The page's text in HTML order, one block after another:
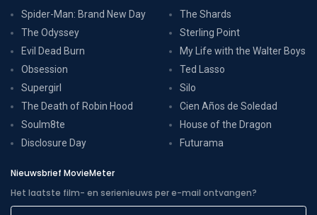
Spider-Man: Brand New Day
The Odyssey
Evil Dead Burn
Obsession
Supergirl
The Death of Robin Hood
Soulm8te
Disclosure Day
The Shards
Sterling Point
My Life with the Walter Boys
Ted Lasso
Silo
Cien Años de Soledad
House of the Dragon
Futurama
Nieuwsbrief MovieMeter
Het laatste film- en serienieuws per e-mail ontvangen?